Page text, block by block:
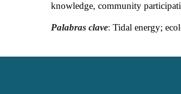
knowledge, community
Palabras clave: Tidal energy;